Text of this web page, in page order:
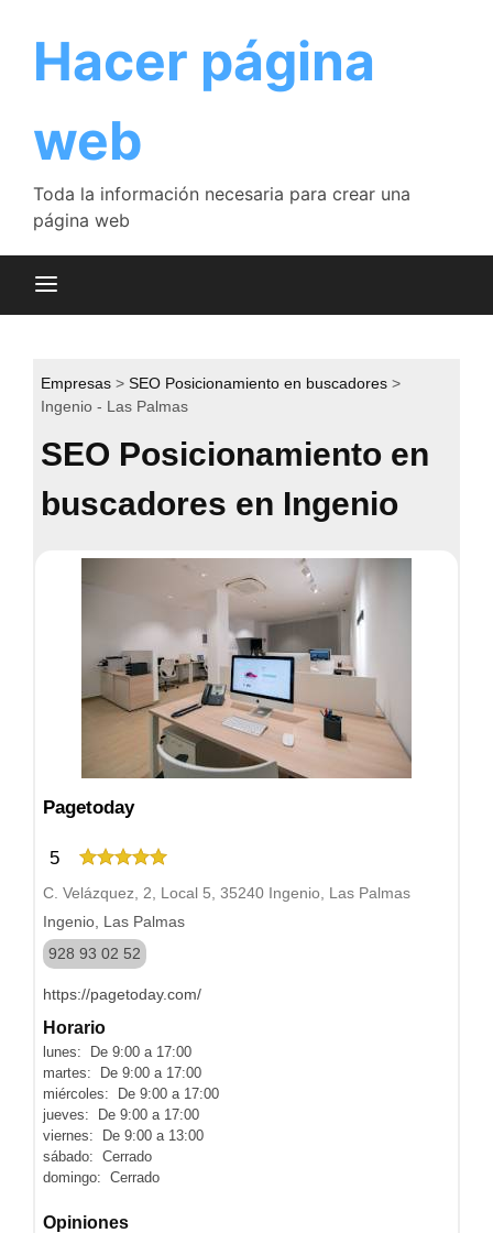
contenido
Hacer página
web
Toda la información necesaria para crear una
página web
Empresas
SEO Posicionamiento en buscadores
Ingenio - Las Palmas
SEO Posicionamiento en
buscadores en Ingenio
Pagetoday
5
C. Velázquez, 2, Local 5, 35240 Ingenio, Las Palmas
Ingenio, Las Palmas
928 93 02 52
https://pagetoday.com/
Horario
lunes: De 9:00 a 17:00
martes: De 9:00 a 17:00
miércoles: De 9:00 a 17:00
jueves: De 9:00 a 17:00
viernes: De 9:00 a 13:00
sábado: Cerrado
domingo: Cerrado
Opiniones